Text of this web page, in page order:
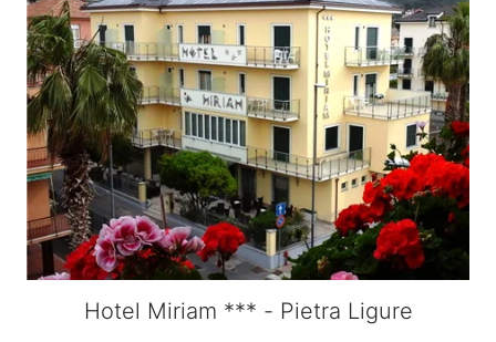
Hotel Miriam *** - Pietra Ligure